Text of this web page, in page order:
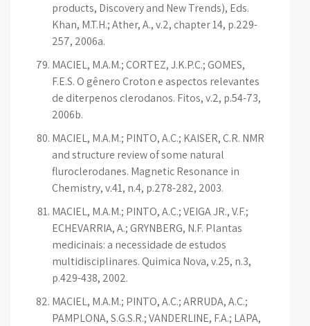
products, Discovery and New Trends), Eds.
Khan, M.T.H.; Ather, A., v.2, chapter 14, p.229-
257, 2006a.
MACIEL, M.A.M.; CORTEZ, J.K.P.C.; GOMES,
F.E.S. O gênero Croton e aspectos relevantes
de diterpenos clerodanos. Fitos, v.2, p.54-73,
2006b.
MACIEL, M.A.M.; PINTO, A.C.; KAISER, C.R. NMR
and structure review of some natural
fluroclerodanes. Magnetic Resonance in
Chemistry, v.41, n.4, p.278-282, 2003.
MACIEL, M.A.M.; PINTO, A.C.; VEIGA JR., V.F.;
ECHEVARRIA, A.; GRYNBERG, N.F. Plantas
medicinais: a necessidade de estudos
multidisciplinares. Quimica Nova, v.25, n.3,
p.429-438, 2002.
MACIEL, M.A.M.; PINTO, A.C.; ARRUDA, A.C.;
PAMPLONA, S.G.S.R.; VANDERLINE, F.A.; LAPA,